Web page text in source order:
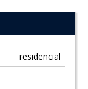
residencial